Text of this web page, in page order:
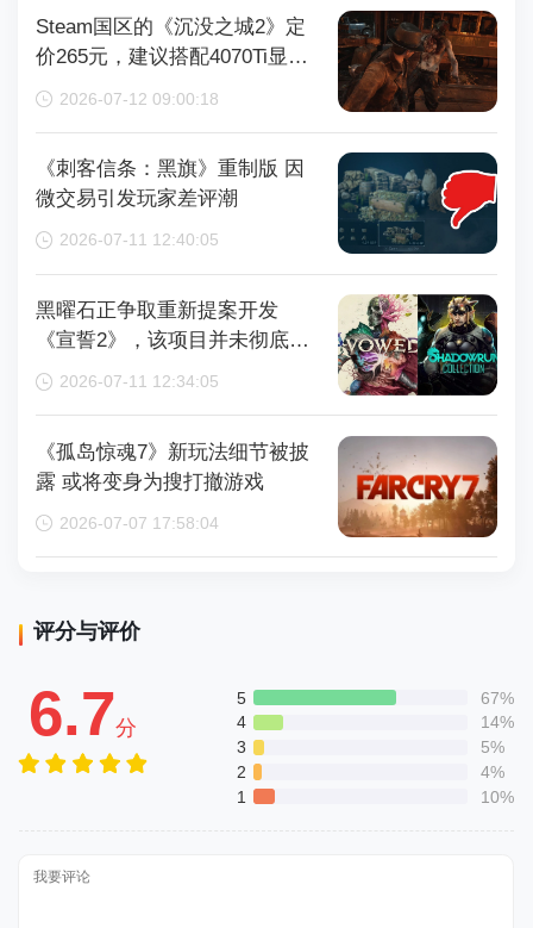
Steam国区的《沉没之城2》定
价265元，建议搭配4070Ti显卡
以获得较好体验
2026-07-12 09:00:18
《刺客信条：黑旗》重制版 因
微交易引发玩家差评潮
2026-07-11 12:40:05
黑曜石正争取重新提案开发
《宣誓2》，该项目并未彻底取
消
2026-07-11 12:34:05
《孤岛惊魂7》新玩法细节被披
露 或将变身为搜打撤游戏
2026-07-07 17:58:04
评分与评价
6.7分
5
67%
4
14%
3
5%
2
4%
1
10%